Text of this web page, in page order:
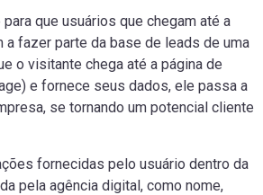
que usuários que chegam até a
a fazer parte da base de leads de uma
o visitante chega até a página de
e fornece seus dados, ele passa a
se tornando um potencial cliente
fornecidas pelo usuário dentro da
pela agência digital, como nome,